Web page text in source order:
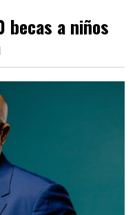
becas a niños